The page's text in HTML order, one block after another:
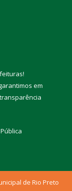
!
em
de Rio Preto